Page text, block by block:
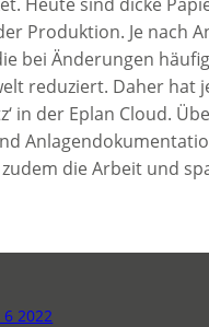
Produktion. Je nach
bei Änderungen
reduziert. Daher hat
in der Eplan Cloud.
die Arbeit und
6 2022